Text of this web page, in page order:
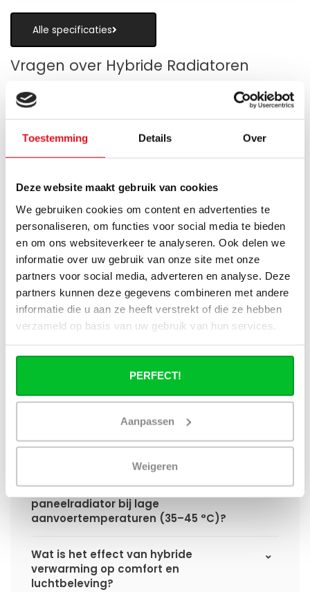
Toestemming Details Over
Deze website maakt gebruik van cookies
We gebruiken cookies om content en advertenties te
personaliseren, om functies voor social media te bieden
en om ons websiteverkeer te analyseren. Ook delen we
informatie over uw gebruik van onze site met onze
partners voor social media, adverteren en analyse. Deze
partners kunnen deze gegevens combineren met andere
informatie die u aan ze heeft verstrekt of die ze hebben
verzameld op basis van uw gebruik van hun services.
PERFECT!
Aanpassen
Weigeren
Alle specificaties
Vragen over Hybride Radiatoren
Is een hybride paneelradiator geschikt
Wanneer zijn de warmteboosters het
meest nuttig?
Wat is technisch gezien een hybride
paneelradiator?
Hoe verschilt de warmteafgifte van een
hybride paneelradiator ten opzichte van
Wat is het voordeel van geïntegreerde
radiatorventilatoren?
Waarom is een hybride paneelradiator
Hoe presteert een hybride
paneelradiator bij lage
aanvoertemperaturen (35–45 °C)?
Wat is het effect van hybride
verwarming op comfort en
luchtbeleving?